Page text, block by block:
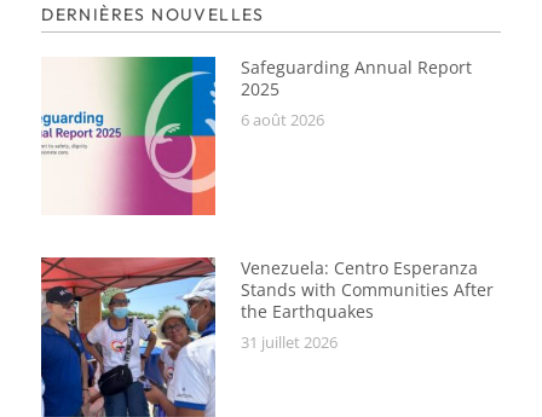
DERNIÈRES NOUVELLES
Safeguarding Annual Report
2025
6 août 2026
Venezuela: Centro Esperanza
Stands with Communities After
the Earthquakes
31 juillet 2026